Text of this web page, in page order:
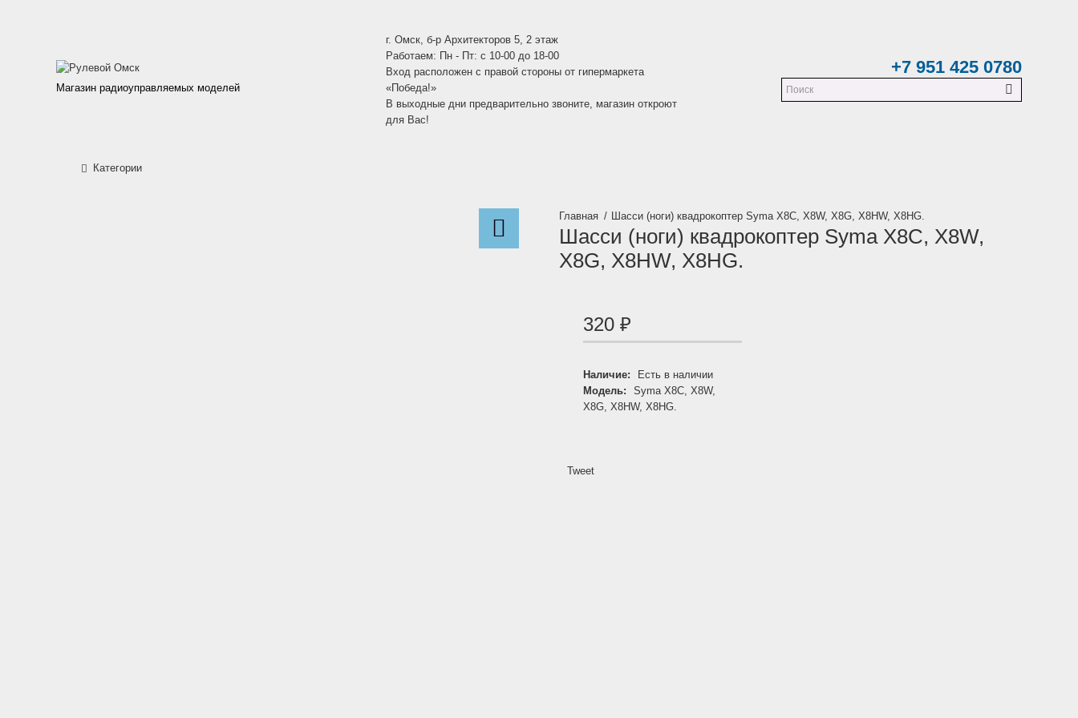
Магазин радиоуправляемых моделей
г. Омск, б-р Архитекторов 5, 2 этаж
Работаем: Пн - Пт: c 10-00 до 18-00
Вход расположен с правой стороны от гипермаркета
«Победа!»
В выходные дни предварительно звоните, магазин откроют
для Вас!
+7 951 425 0780
Категории
Шасси (ноги) квадрокоптер Syma X8C, X8W, X8G, X8HW, X8HG.
Шасси (ноги) квадрокоптер Syma X8C, X8W,
X8G, X8HW, X8HG.
320 ₽
Наличие:
Есть в наличии
Модель:
Syma X8C, X8W,
X8G, X8HW, X8HG.
Tweet